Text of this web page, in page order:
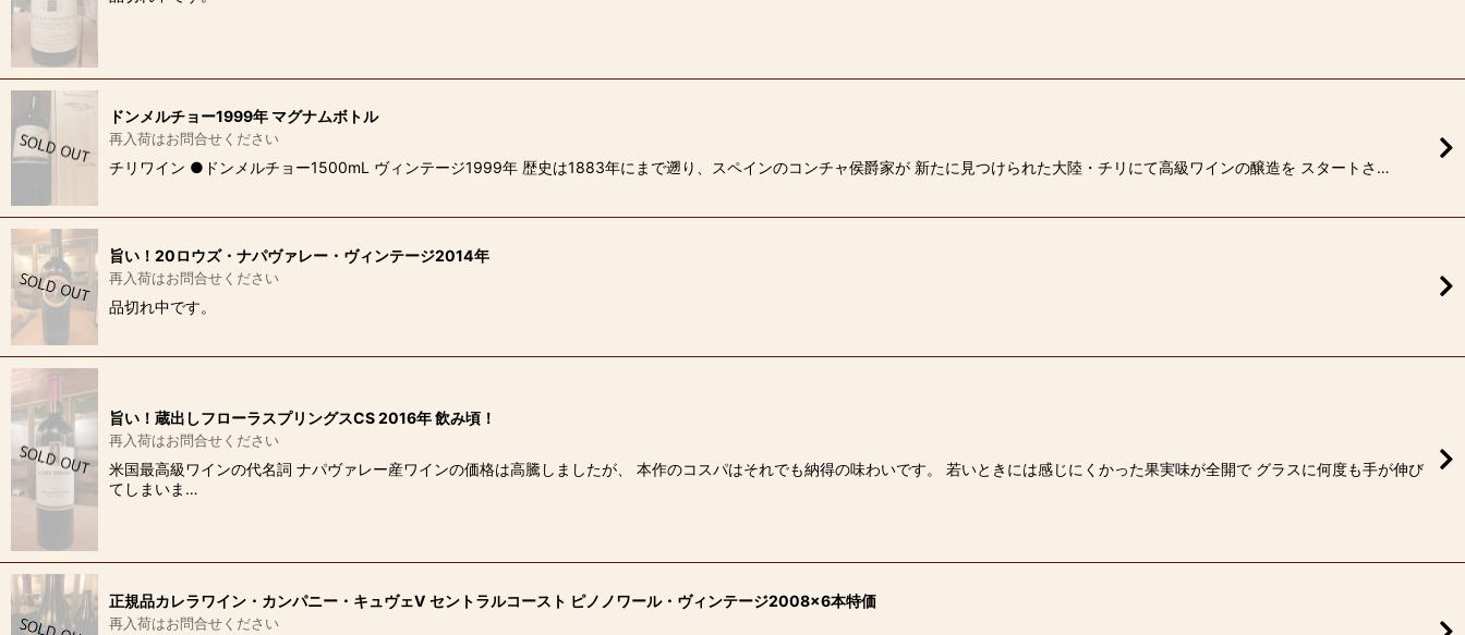
ドンメルチョー1999年 マグナムボトル
再入荷はお問合せください
チリワイン ●ドンメルチョー1500mL ヴィンテージ1999年 歴史は1883年にまで遡り、スペインのコンチャ侯爵家が 新たに見つけられた大陸・チリにて高級ワインの醸造を スタートさ…
旨い！20ロウズ・ナパヴァレー・ヴィンテージ2014年
再入荷はお問合せください
品切れ中です。
旨い！蔵出しフローラスプリングスCS 2016年 飲み頃！
再入荷はお問合せください
米国最高級ワインの代名詞 ナパヴァレー産ワインの価格は高騰しましたが、 本作のコスパはそれでも納得の味わいです。 若いときには感じにくかった果実味が全開で グラスに何度も手が伸び
てしまいま…
正規品カレラワイン・カンパニー・キュヴェV セントラルコースト ピノノワール・ヴィンテージ2008×6本特価
再入荷はお問合せください